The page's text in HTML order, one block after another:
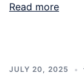
Read more
JULY 20, 2025